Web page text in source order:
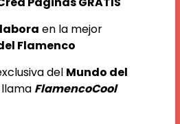
en la mejor
Flamenco
del Mundo del
FlamencoCool